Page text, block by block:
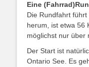
Eine
Die Rundfahrt
herum, ist etwa 56
möglichst nur über
Der Start ist
Ontario See. Es